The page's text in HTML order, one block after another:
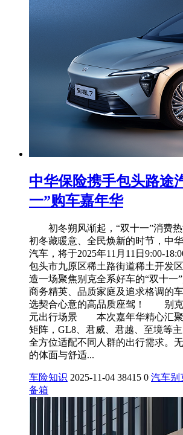
中华保险携手包头路途
一”购车嘉年华
初冬朔风渐起，“双十一”消费热
初冬藏暖意、全民焕新的时节，中
汽车，将于2025年11月11日9:00-
包头市九原区稀土路街道稀土开发
造一场聚焦别克全系好车的“双十一
商务精英、品质家庭及追求格调的
选契合心意的高品质座驾！ 别克
元出行场景 本次嘉年华精心汇聚
矩阵，GL8、君威、君越、至境等主
全方位适配不同人群的出行需求。
的体面与舒适...
车险知识 2025-11-04 38415 0 汽车别
备箱